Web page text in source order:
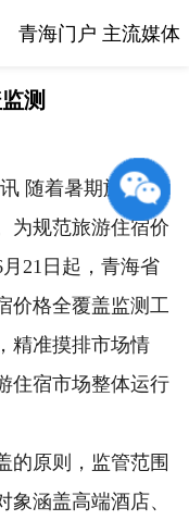
青海门户 主流媒体
测
随着暑期旅游热
为规范旅游住宿价
21日起，青海省
价格全覆盖监测工
精准摸排市场情
住宿市场整体运行
原则，监管范围
涵盖高端酒店、